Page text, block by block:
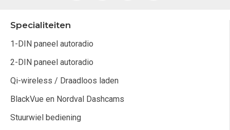
Specialiteiten
1-DIN paneel autoradio
2-DIN paneel autoradio
Qi-wireless / Draadloos laden
BlackVue en Nordval Dashcams
Stuurwiel bediening